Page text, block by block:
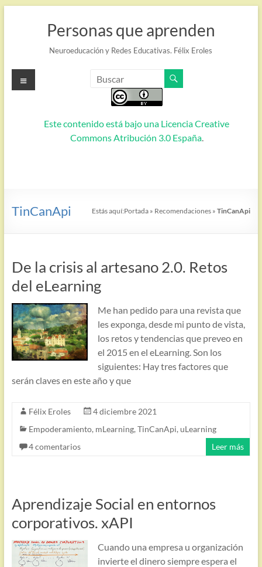
Personas que aprenden
Neuroeducación y Redes Educativas. Félix Eroles
Este contenido está bajo una Licencia Creative
Commons Atribución 3.0 España.
Menú
TinCanApi Estás aquí:Portada » Recomendaciones »TinCanApi
De la crisis al artesano 2.0. Retos
del eLearning
Me han pedido para una revista que
les exponga, desde mi punto de vista,
los retos y tendencias que preveo en
el 2015 en el eLearning. Son los
siguientes: Hay tres factores que
serán claves en este año y que
Félix Eroles
4 diciembre 2021
Empoderamiento, mLearning, TinCanApi, uLearning
4 comentarios
Leer más
Aprendizaje Social en entornos
corporativos. xAPI
Cuando una empresa u organización
invierte el dinero siempre espera el